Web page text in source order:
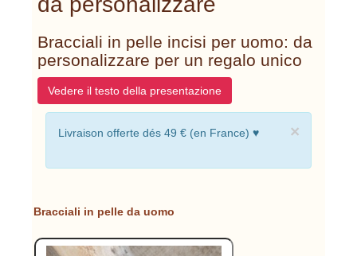
Bracciali in pelle incisi per uomo: da
personalizzare per un regalo unico
Vedere il testo della presentazione
×
Livraison offerte dés 49 € (en France) ♥
Bracciali in pelle da uomo